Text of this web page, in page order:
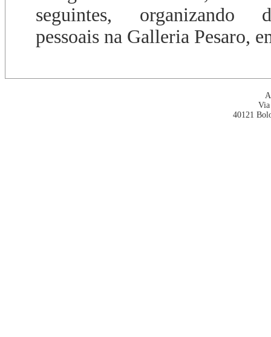
seguintes, organizando
pessoais na Galleria Pesaro,
40121